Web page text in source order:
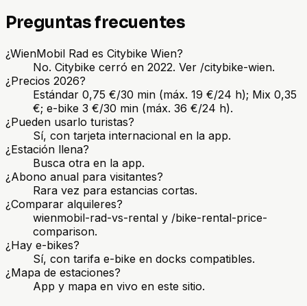
Preguntas frecuentes
¿WienMobil Rad es Citybike Wien?
No. Citybike cerró en 2022. Ver /citybike-wien.
¿Precios 2026?
Estándar 0,75 €/30 min (máx. 19 €/24 h); Mix 0,35
€; e-bike 3 €/30 min (máx. 36 €/24 h).
¿Pueden usarlo turistas?
Sí, con tarjeta internacional en la app.
¿Estación llena?
Busca otra en la app.
¿Abono anual para visitantes?
Rara vez para estancias cortas.
¿Comparar alquileres?
wienmobil-rad-vs-rental y /bike-rental-price-
comparison.
¿Hay e-bikes?
Sí, con tarifa e-bike en docks compatibles.
¿Mapa de estaciones?
App y mapa en vivo en este sitio.